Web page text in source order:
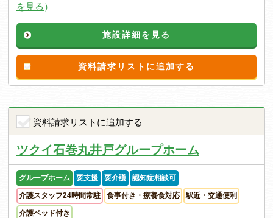
を見る ）
施設詳細を見る
資料請求リストに追加する
資料請求リストに追加する
ツクイ石巻丸井戸グループホーム
グループホーム 要支援 要介護 認知症相談可
介護スタッフ24時間常駐 食事付き・療養食対応 駅近・交通便利
介護ベッド付き